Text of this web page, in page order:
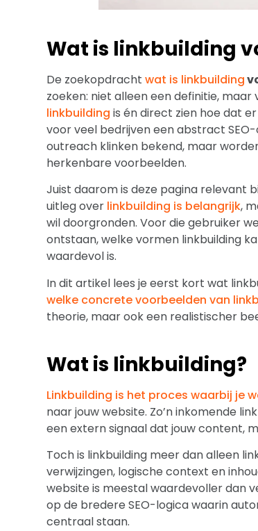
Wat is linkbuilding
De zoekopdrachtwat is linkbuilding
zoeken: niet alleen een definitie,
linkbuilding is én direct zien hoe dat
voor veel bedrijven een abstract
outreach klinken bekend, maar
herkenbare voorbeelden.
Juist daarom is deze pagina relevant
uitleg over linkbuilding is belangrijk,
wil doorgronden. Voor die gebruiker
ontstaan, welke vormen linkbuilding
waardevol is.
In dit artikel lees je eerst kort wat
welke concrete voorbeelden van
theorie, maar ook een realistischer
Wat is linkbuilding?
Linkbuilding is het proces waarbij je
naar jouw website. Zo’n inkomende
een extern signaal dat jouw content,
Toch is linkbuilding meer dan alleen
verwijzingen, logische context en
website is meestal waardevoller dan
op de bredere SEO-logica waarin
centraal staan.